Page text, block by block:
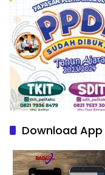
Download App